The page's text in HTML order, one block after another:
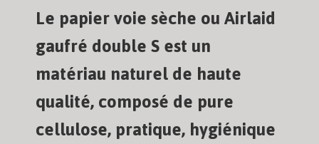
Le papier voie sèche ou Airlaid
gaufré double S est un
matériau naturel de haute
qualité, composé de pure
cellulose, pratique, hygiénique